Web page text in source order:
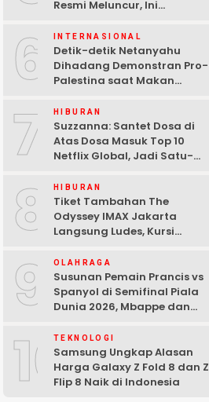
Resmi Meluncur, Ini
6 INTERNASIONAL
Detik-detik Netanyahu
Dihadang Demonstran Pro-
Palestina saat Makan
7 HIBURAN
Suzzanna: Santet Dosa di
Atas Dosa Masuk Top 10
Netflix Global, Jadi Satu-
8 HIBURAN
Tiket Tambahan The
Odyssey IMAX Jakarta
Langsung Ludes, Kursi
9 OLAHRAGA
Susunan Pemain Prancis vs
Spanyol di Semifinal Piala
Dunia 2026, Mbappe dan
10TEKNOLOGI
Samsung Ungkap Alasan
Harga Galaxy Z Fold 8 dan Z
Flip 8 Naik di Indonesia